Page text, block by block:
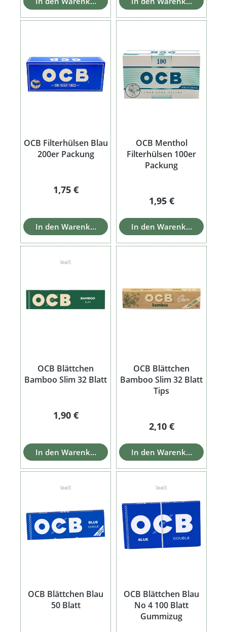
OCB Filterhülsen Blau
200er Packung
Regulärer Preis:
1,75 €
In den Warenkorb
OCB Menthol
Filterhülsen 100er
Packung
Regulärer Preis:
1,95 €
In den Warenkorb
OCB Blättchen
Bamboo Slim 32 Blatt
Regulärer Preis:
1,90 €
In den Warenkorb
OCB Blättchen
Bamboo Slim 32 Blatt
Tips
Regulärer Preis:
2,10 €
In den Warenkorb
OCB Blättchen Blau
50 Blatt
OCB Blättchen Blau
No 4 100 Blatt
Gummizug